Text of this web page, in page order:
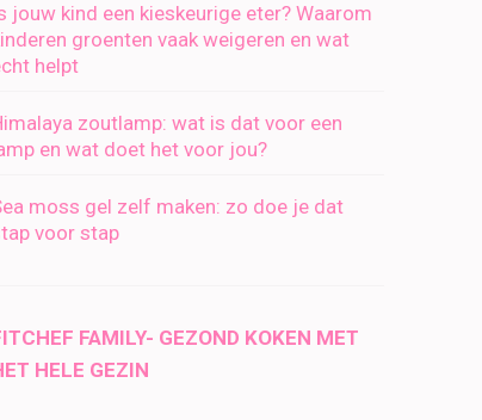
jouw kind een kieskeurige eter? Waarom
groenten vaak weigeren en wat
helpt
zoutlamp: wat is dat voor een
en wat doet het voor jou?
moss gel zelf maken: zo doe je dat
voor stap
FAMILY- GEZOND KOKEN MET
HELE GEZIN